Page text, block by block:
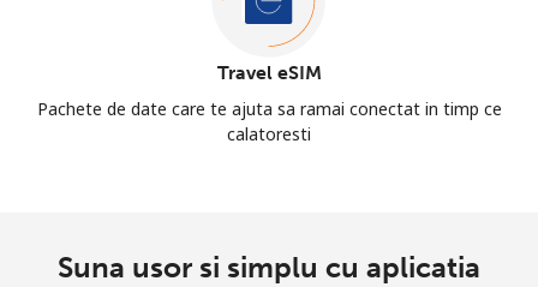
Travel eSIM
Pachete de date care te ajuta sa ramai conectat in timp ce
calatoresti
Suna usor si simplu cu aplicatia